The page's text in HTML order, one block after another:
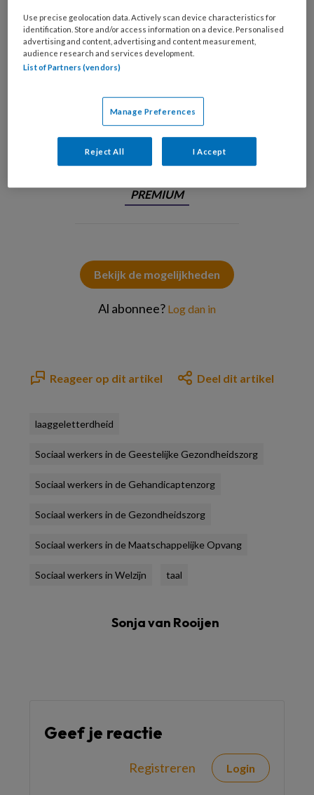
© Robert Kneschke / Stock.adobe.com
PREMIUM
Bekijk de mogelijkheden
Al abonnee? Log dan in
Reageer op dit artikel Deel dit artikel
laaggeletterdheid
Sociaal werkers in de Geestelijke Gezondheidszorg
Sociaal werkers in de Gehandicaptenzorg
Sociaal werkers in de Gezondheidszorg
Sociaal werkers in de Maatschappelijke Opvang
Sociaal werkers in Welzijn taal
Sonja van Rooijen
Geef je reactie
Registreren Login
Use precise geolocation data. Actively scan device characteristics for
identification. Store and/or access information on a device. Personalised
advertising and content, advertising and content measurement,
audience research and services development.
List of Partners (vendors)
Manage Preferences
Reject All I Accept